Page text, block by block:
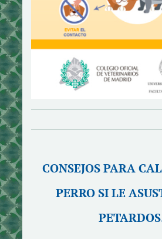
CONSEJOS PARA
PERRO SI LE